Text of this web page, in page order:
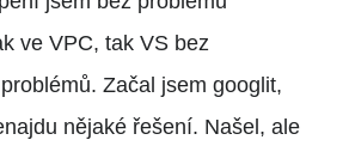
ve VPC, tak VS bez
Začal jsem googlit,
nějaké řešení. Našel, ale